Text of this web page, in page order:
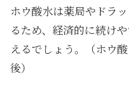
ホウ酸水は薬局やドラ
るため、経済的に続け
えるでしょう。（ホウ
後）